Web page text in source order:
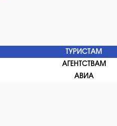
ТУРИСТАМ
АГЕНТСТВАМ
АВИА